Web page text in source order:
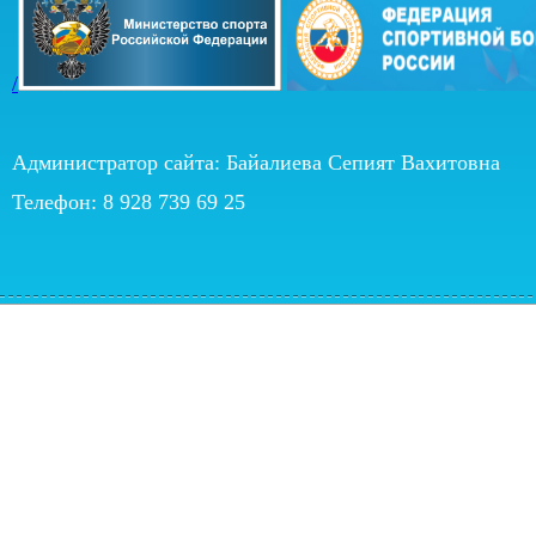
/
Администратор сайта: Байалиева Сепият Вахитовна
Телефон: 8 928 739 69 25